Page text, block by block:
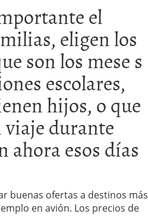
17/01/2026
de empleo de EE. UU. se
USD
09/01/2026
mientras analistas esperan
el
eligen los
son los mese s
escolares,
hijos, o que
viaje durante
ahora esos días
buenas ofertas a destinos más
en avión. Los precios de